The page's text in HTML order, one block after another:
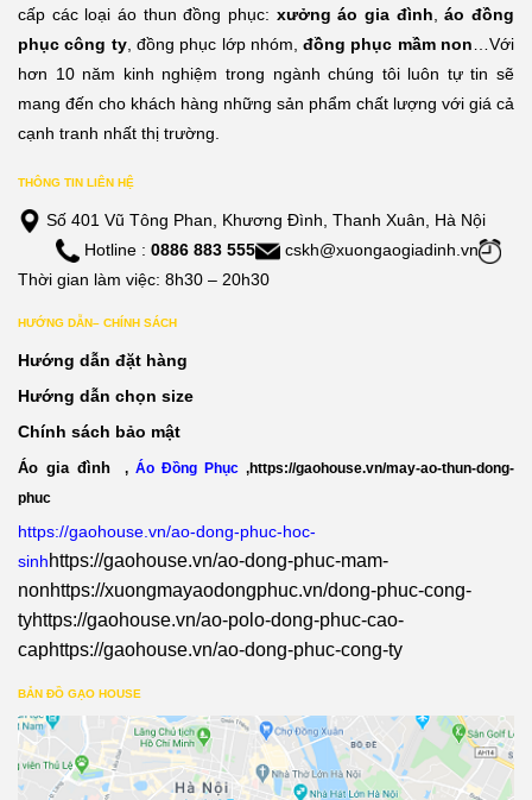
210,000đ
cấp các loại áo thun đồng phục: xưởng áo gia đình,áo đồng
phục công ty, đồng phục lớp nhóm,đồng phục mầm non…Với
hơn 10 năm kinh nghiệm trong ngành chúng tôi luôn tự tin sẽ
mang đến cho khách hàng những sản phẩm chất lượng với giá cả
cạnh tranh nhất thị trường.
THÔNG TIN LIÊN HỆ
Số 401 Vũ Tông Phan, Khương Đình, Thanh Xuân, Hà Nội
Hotline : 0886 883 555
cskh@xuongaogiadinh.vn
Thời gian làm việc: 8h30 – 20h30
HƯỚNG DẪN– CHÍNH SÁCH
Hướng dẫn đặt hàng
Hướng dẫn chọn size
Chính sách bảo mật
Áo gia đình , Áo Đồng Phục ,https://gaohouse.vn/may-ao-thun-dong-
phuc
https://gaohouse.vn/ao-dong-phuc-hoc-
sinhhttps://gaohouse.vn/ao-dong-phuc-mam-
nonhttps://xuongmayaodongphuc.vn/dong-phuc-cong-
tyhttps://gaohouse.vn/ao-polo-dong-phuc-cao-
caphttps://gaohouse.vn/ao-dong-phuc-cong-ty
BẢN ĐỒ GẠO HOUSE